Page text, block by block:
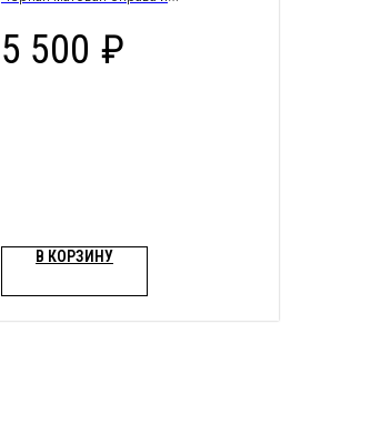
покрытием
5 500 ₽
В КОРЗИНУ